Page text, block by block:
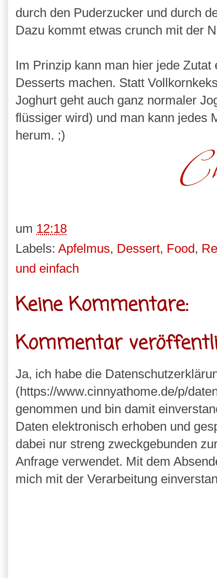
durch den Puderzucker und durch
Dazu kommt etwas crunch mit der
Im Prinzip kann man hier jede
Desserts machen. Statt
Joghurt geht auch ganz normaler
flüssiger wird) und man kann jedes
herum. ;)
um 12:18
Labels: Apfelmus, Dessert, Food,
und einfach
Keine Kommentare:
Kommentar
Ja, ich habe die
(https://www.cinnyathome.de/p/
genommen und bin damit
Daten elektronisch erhoben und
dabei nur streng zweckgebunden
Anfrage verwendet. Mit dem
mich mit der Verarbeitung